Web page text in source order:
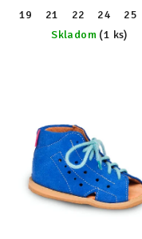
19 21 22 24
25
Skladom (1 ks)